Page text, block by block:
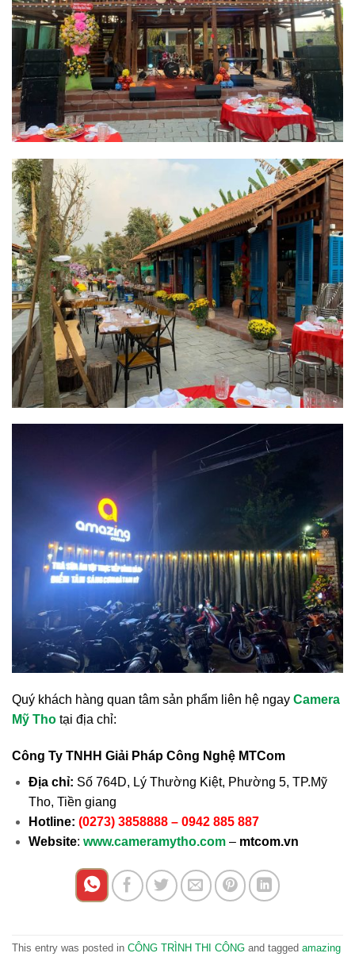
Quý khách hàng quan tâm sản phẩm liên hệ ngay Camera
Mỹ Tho tại địa chỉ:
Công Ty TNHH Giải Pháp Công Nghệ MTCom
Địa chỉ: Số 764D, Lý Thường Kiệt, Phường 5, TP.Mỹ
Tho, Tiền giang
Hotline: (0273) 3858888 – 0942 885 887
Website: www.cameramytho.com–mtcom.vn
This entry was posted in CÔNG TRÌNH THI CÔNG and tagged amazing